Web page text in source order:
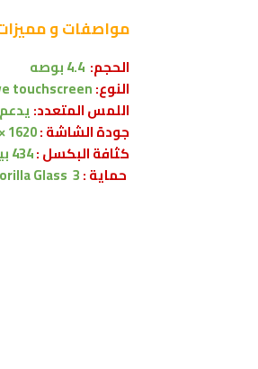
مواصفات و
الحجم:
النوع:touchscreen
اللمس المتعدد:يدعم
جودة الشاشة :1620 × 1080 بكسل
كثافة البكسل :434 بيكسل / انش . 16 مليون لون .
حماية:
Glass 3